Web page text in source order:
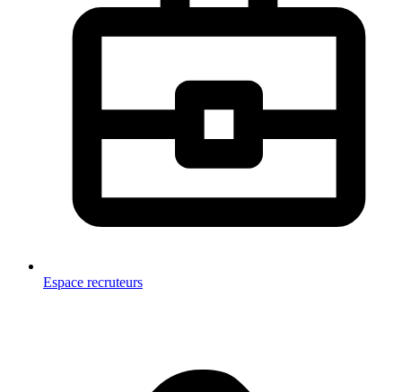
Espace recruteurs